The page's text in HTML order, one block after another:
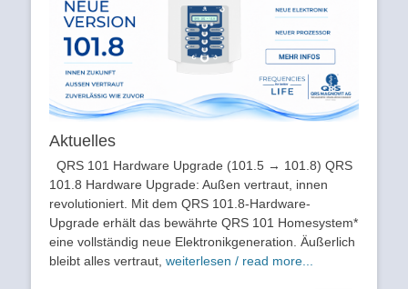
Aktuelles
QRS 101 Hardware Upgrade (101.5 → 101.8) QRS
101.8 Hardware Upgrade: Außen vertraut, innen
revolutioniert. Mit dem QRS 101.8-Hardware-
Upgrade erhält das bewährte QRS 101 Homesystem*
eine vollständig neue Elektronikgeneration. Äußerlich
bleibt alles vertraut, weiterlesen / read more...